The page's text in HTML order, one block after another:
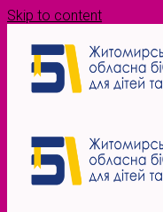
Skip to content